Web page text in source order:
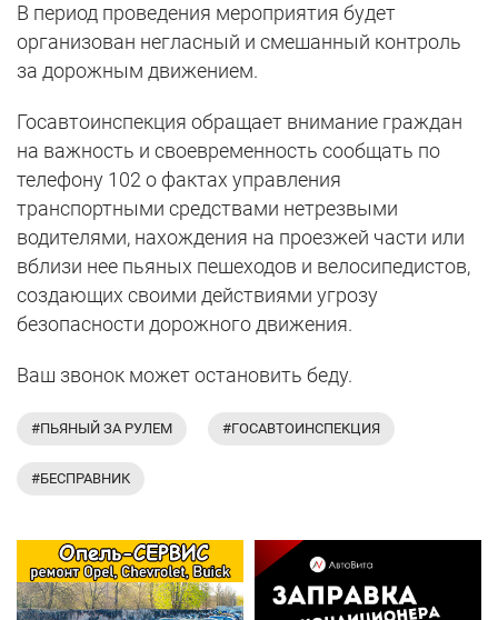
В период проведения мероприятия будет
организован негласный и смешанный контроль
за дорожным движением.
Госавтоинспекция обращает внимание граждан
на важность и своевременность сообщать по
телефону 102 о фактах управления
транспортными средствами нетрезвыми
водителями, нахождения на проезжей части или
вблизи нее пьяных пешеходов и велосипедистов,
создающих своими действиями угрозу
безопасности дорожного движения.
Ваш звонок может остановить беду.
#ПЬЯНЫЙ ЗА РУЛЕМ #ГОСАВТОИНСПЕКЦИЯ
#БЕСПРАВНИК